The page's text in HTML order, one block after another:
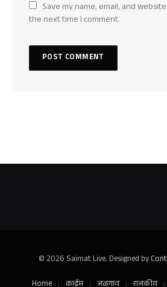
Save my name, email, and
the next time I comment.
© 2026 Saimat Live. Designed by